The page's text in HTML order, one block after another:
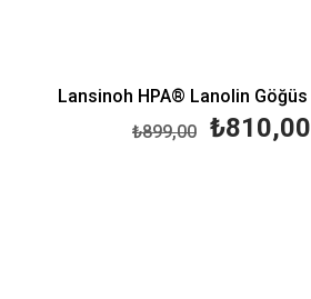
₺810,00
₺899,00